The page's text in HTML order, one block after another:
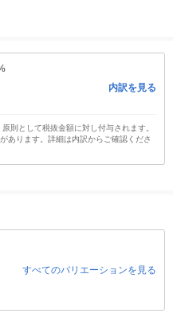
内訳を見る
則として税抜金額に対し付与されます。
あります。詳細は内訳からご確認くださ
すべてのバリエーションを見る